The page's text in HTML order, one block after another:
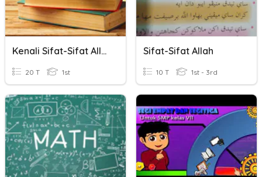
Kenali Sifat-Sifat Allah
20 T 1st
Sifat-Sifat Allah
10 T 1st - 3rd